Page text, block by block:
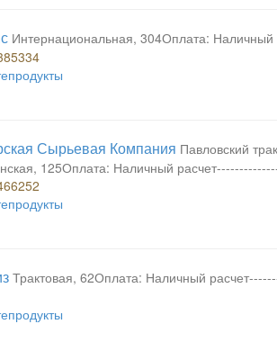
Интернациональная, 304Оплата:
Сырьевая Компания Павловский
125Оплата: Наличный
Трактовая, 62Оплата: Наличный